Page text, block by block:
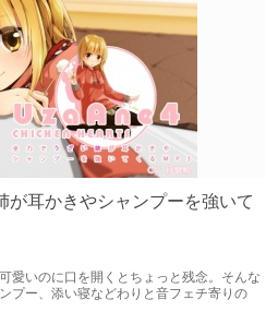
が耳かきやシャンプーを強いて
愛いのに口を開くとちょっと残念。そんな
プー、添い寝などわりと音フェチ寄りの